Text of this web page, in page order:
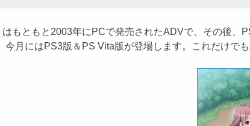
もともと2003年にPCで発売されたADVで、その後、
月にはPS3版＆PS Vita版が登場します。これだけで